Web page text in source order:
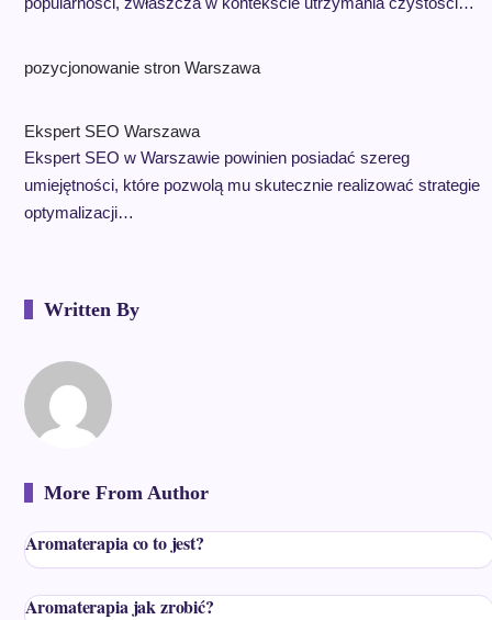
pozycjonowanie stron Warszawa
Ekspert SEO Warszawa
Ekspert SEO w Warszawie powinien posiadać szereg
umiejętności, które pozwolą mu skutecznie realizować strategie
optymalizacji…
Written By
More From Author
Aromaterapia co to jest?
Aromaterapia jak zrobić?